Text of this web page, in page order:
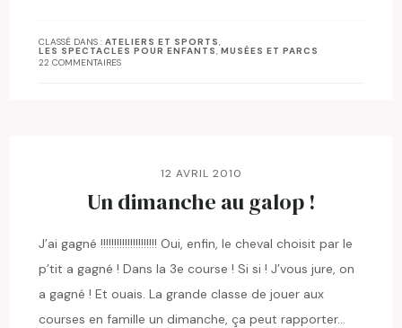
CLASSÉ DANS :ATELIERS ET SPORTS,
LES SPECTACLES POUR ENFANTS,MUSÉES ET PARCS
22 COMMENTAIRES
12 AVRIL 2010
Un dimanche au galop !
J’ai gagné !!!!!!!!!!!!!!!!!!!!! Oui, enfin, le cheval choisit par le
p’tit a gagné ! Dans la 3e course ! Si si ! J’vous jure, on
a gagné ! Et ouais. La grande classe de jouer aux
courses en famille un dimanche, ça peut rapporter…